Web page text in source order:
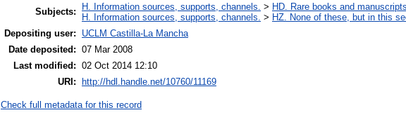
Subjects:
H. Information sources, supports, channels. > HD. Rare books and manuscripts.
H. Information sources, supports, channels. > HZ. None of these, but in this
Depositing user:
UCLM Castilla-La Mancha
Date deposited: 07 Mar 2008
Last modified: 02 Oct 2014 12:10
URI:
http://hdl.handle.net/10760/11169
Check full metadata for this record